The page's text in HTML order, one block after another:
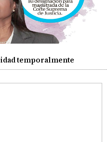
temporalmente